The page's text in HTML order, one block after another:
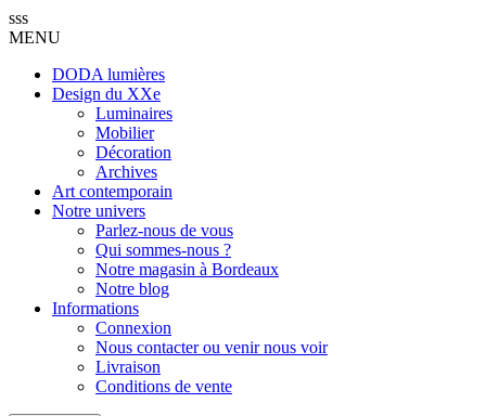
sss
MENU
DODA lumières
Design du XXe
Luminaires
Mobilier
Décoration
Archives
Art contemporain
Notre univers
Parlez-nous de vous
Qui sommes-nous ?
Notre magasin à Bordeaux
Notre blog
Informations
Connexion
Nous contacter ou venir nous voir
Livraison
Conditions de vente